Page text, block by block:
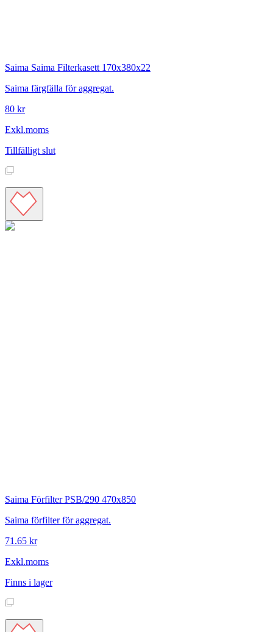
Saima Saima Filterkasett 170x380x22
Saima färgfälla för aggregat.
80 kr
Exkl.moms
Tillfälligt slut
Saima Förfilter PSB/290 470x850
Saima förfilter för aggregat.
71.65 kr
Exkl.moms
Finns i lager